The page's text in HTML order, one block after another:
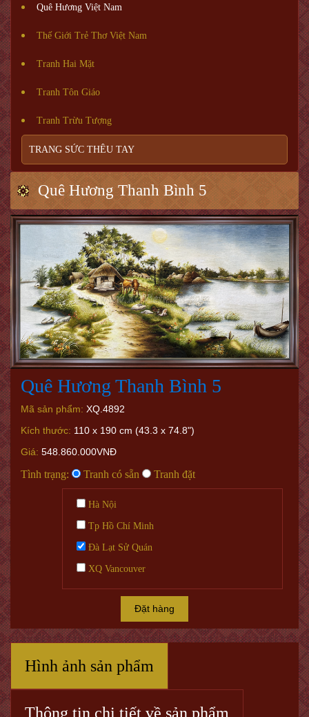
Quê Hương Việt Nam
Thế Giới Trẻ Thơ Việt Nam
Tranh Hai Mặt
Tranh Tôn Giáo
Tranh Trừu Tượng
TRANG SỨC THÊU TAY
Quê Hương Thanh Bình 5
Quê Hương Thanh Bình 5
Mã sản phẩm: XQ.4892
Kích thước: 110 x 190 cm (43.3 x 74.8")
Giá: 548.860.000VNĐ
Tình trạng: Tranh có sẵn Tranh đặt
Hà Nội
Tp Hồ Chí Minh
Đà Lạt Sử Quán
XQ Vancouver
Đặt hàng
Hình ảnh sản phẩm
Thông tin chi tiết về sản phẩm